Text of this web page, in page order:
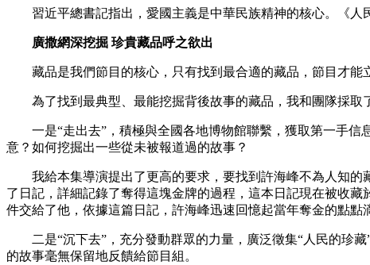
習近平總書記指出，愛國主義是中華民族精神的核心。《人
廣撒網深挖掘 珍貴藏品呼之欲出
藏品是我們節目的核心，只有找到最合適的藏品，節目才能
為了找到最典型、最能挖掘背後故事的藏品，我和團隊採取
一是“走出去”，積極與全國各地博物館聯繫，獲取第一手信
意？如何挖掘出一些從未被報道過的故事？
我給本集導演提出了更高的要求，要找到許海峰不為人知的
了日記，詳細記錄了奪得這塊金牌的過程，這本日記現在被收
件交給了他，依據這篇日記，許海峰迅速回憶起當年奪金的點點
二是“沉下去”，充分發動群眾的力量，廣泛徵集“人民的珍藏
的故事毫無保留地反饋給節目組。